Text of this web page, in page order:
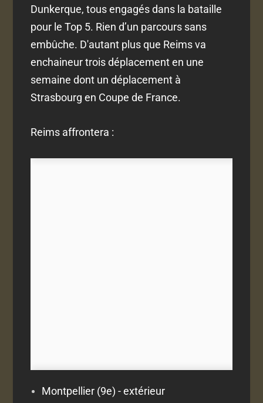
Dunkerque, tous engagés dans la bataille
pour le Top 5. Rien d’un parcours sans
embûche. D'autant plus que Reims va
enchaineur trois déplacement en une
semaine dont un déplacement à
Strasbourg en Coupe de France.
Reims affrontera :
Montpellier (9e) - extérieur